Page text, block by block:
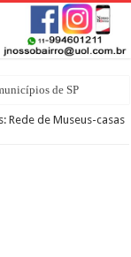
de SP
Rede de Museus-casas